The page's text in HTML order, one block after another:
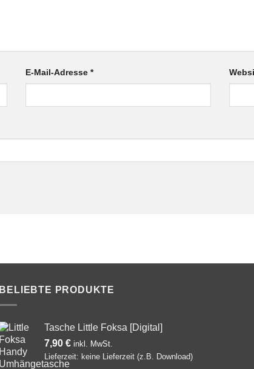
E-Mail-Adresse *
BELIEBTE PRODUKTE
Tasche Little Foksa [Digital]
7,90€
Lieferzeit: keine Lieferzeit (z.B. Download)